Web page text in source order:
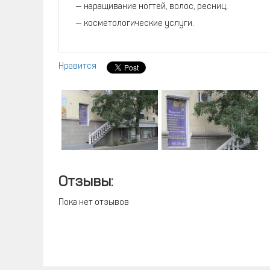
— наращивание ногтей, волос, ресниц;
— косметологические услуги.
Нравится
Отзывы:
Пока нет отзывов